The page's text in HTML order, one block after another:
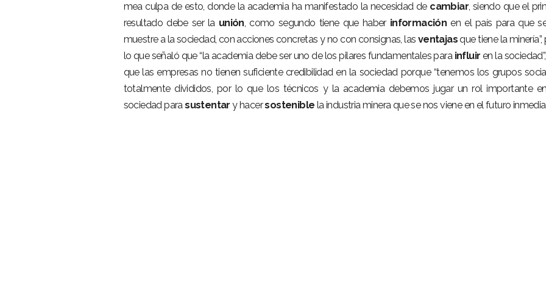
mea culpa de esto, donde la academia ha manifestado la necesidad de cambiar, siendo que el
resultado debe ser la unión, como segundo tiene que haber información en el país para que
muestre a la sociedad, con acciones concretas y no con consignas, las ventajasque tiene la minería”,
lo que señaló que “la academia debe ser uno de los pilares fundamentales para influir en la
que las empresas no tienen suficiente credibilidad en la sociedad porque “tenemos los grupos
totalmente divididos, por lo que los técnicos y la academia debemos jugar un rol importante
sociedad parasustentar y hacersostenible la industria minera que se nos viene en el futuro